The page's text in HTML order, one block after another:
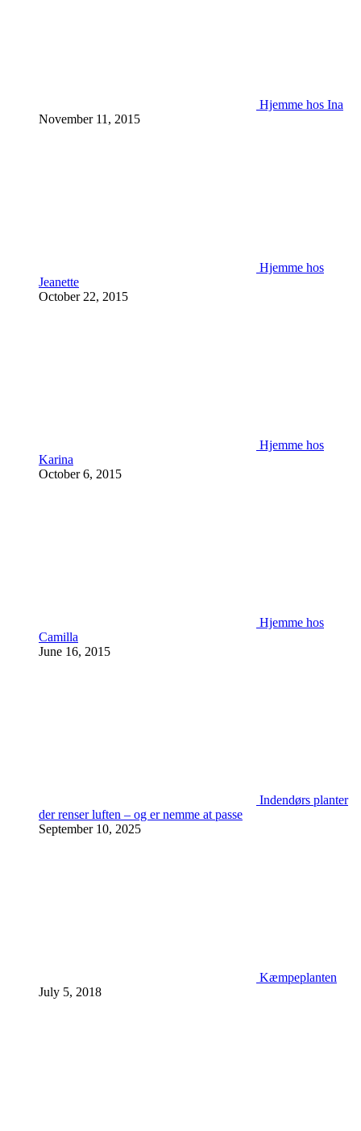
Hjemme hos Ina
November 11, 2015
Hjemme hos
Jeanette
October 22, 2015
Hjemme hos
Karina
October 6, 2015
Hjemme hos
Camilla
June 16, 2015
Indendørs planter
der renser luften – og er nemme at passe
September 10, 2025
Kæmpeplanten
July 5, 2018